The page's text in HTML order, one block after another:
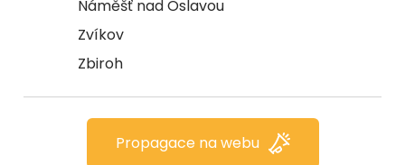
Náměšť nad Oslavou
Zvíkov
Zbiroh
Propagace na webu